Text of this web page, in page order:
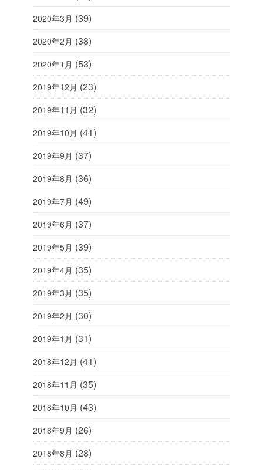
2020年3月 (39)
2020年2月 (38)
2020年1月 (53)
2019年12月 (23)
2019年11月 (32)
2019年10月 (41)
2019年9月 (37)
2019年8月 (36)
2019年7月 (49)
2019年6月 (37)
2019年5月 (39)
2019年4月 (35)
2019年3月 (35)
2019年2月 (30)
2019年1月 (31)
2018年12月 (41)
2018年11月 (35)
2018年10月 (43)
2018年9月 (26)
2018年8月 (28)